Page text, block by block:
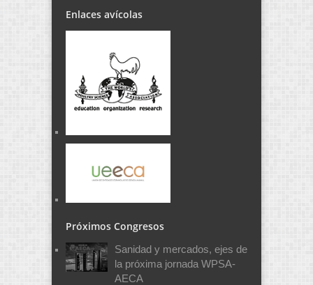
Enlaces avícolas
Próximos Congresos
Sanidad y mercados, ejes de
la próxima jornada WPSA-
AECA